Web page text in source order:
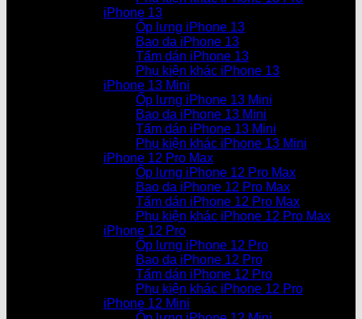
iPhone 13
Ốp lưng iPhone 13
Bao da iPhone 13
Tấm dán iPhone 13
Phụ kiện khác iPhone 13
iPhone 13 Mini
Ốp lưng iPhone 13 Mini
Bao da iPhone 13 Mini
Tấm dán iPhone 13 Mini
Phụ kiện khác iPhone 13 Mini
iPhone 12 Pro Max
Ốp lưng iPhone 12 Pro Max
Bao da iPhone 12 Pro Max
Tấm dán iPhone 12 Pro Max
Phụ kiện khác iPhone 12 Pro Max
iPhone 12 Pro
Ốp lưng iPhone 12 Pro
Bao da iPhone 12 Pro
Tấm dán iPhone 12 Pro
Phụ kiện khác iPhone 12 Pro
iPhone 12 Mini